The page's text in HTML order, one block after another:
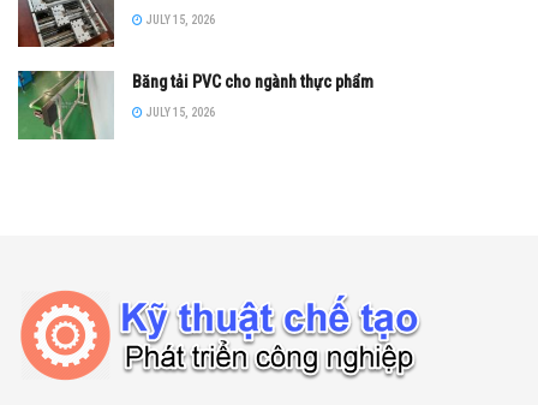
JULY 15, 2026
Băng tải PVC cho ngành thực phẩm
JULY 15, 2026